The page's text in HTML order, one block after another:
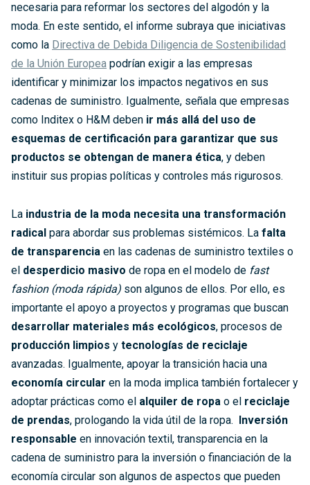
necesaria para reformar los sectores del algodón y la
moda. En este sentido, el informe subraya que iniciativas
como la Directiva de Debida Diligencia de Sostenibilidad
de la Unión Europea podrían exigir a las empresas
identificar y minimizar los impactos negativos en sus
cadenas de suministro. Igualmente, señala que empresas
como Inditex o H&M deben ir más allá del uso de
esquemas de certificación para garantizar que sus
productos se obtengan de manera ética, y deben
instituir sus propias políticas y controles más rigurosos.
La industria de la moda necesita una transformación
radical para abordar sus problemas sistémicos. La falta
de transparencia en las cadenas de suministro textiles o
el desperdicio masivo de ropa en el modelo de fast
fashion (moda rápida) son algunos de ellos. Por ello, es
importante el apoyo a proyectos y programas que buscan
desarrollar materiales más ecológicos, procesos de
producción limpios y tecnologías de reciclaje
avanzadas. Igualmente, apoyar la transición hacia una
economía circular en la moda implica también fortalecer y
adoptar prácticas como el alquiler de ropa o el reciclaje
de prendas, prologando la vida útil de la ropa.
Inversión
responsable en innovación textil, transparencia en la
cadena de suministro para la inversión o financiación de la
economía circular son algunos de aspectos que pueden